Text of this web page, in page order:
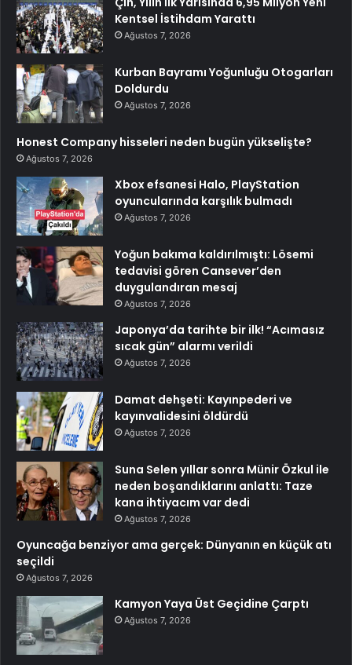
Kentsel İstihdam Yarattı
Ağustos 7, 2026
Kurban Bayramı Yoğunluğu Otogarları
Doldurdu
Ağustos 7, 2026
Honest Company hisseleri neden bugün yükselişte?
Ağustos 7, 2026
Xbox efsanesi Halo, PlayStation
oyuncularında karşılık bulmadı
Ağustos 7, 2026
Yoğun bakıma kaldırılmıştı: Lösemi
tedavisi gören Cansever’den
duygulandıran mesaj
Ağustos 7, 2026
Japonya’da tarihte bir ilk! “Acımasız
sıcak gün” alarmı verildi
Ağustos 7, 2026
Damat dehşeti: Kayınpederi ve
kayınvalidesini öldürdü
Ağustos 7, 2026
Suna Selen yıllar sonra Münir Özkul ile
neden boşandıklarını anlattı: Taze
kana ihtiyacım var dedi
Ağustos 7, 2026
Oyuncağa benziyor ama gerçek: Dünyanın en küçük atı
seçildi
Ağustos 7, 2026
Kamyon Yaya Üst Geçidine Çarptı
Ağustos 7, 2026